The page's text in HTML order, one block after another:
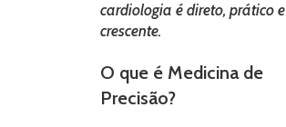
cardiologia é direto, prático e
crescente.
O que é Medicina de
Precisão?